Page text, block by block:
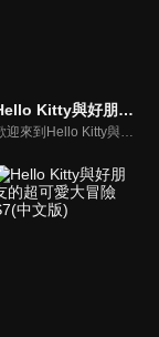
Hello Kitty與好朋友的超可愛大冒險S1(中文版)
歡迎來到Hello Kitty與好朋友的超可愛大冒險!與Hello Kitty, 大眼蛙, 酷企鵝, 美樂蒂, 布丁狗還有酷洛米, 準備和朋友們一起經歷有趣的冒險吧!